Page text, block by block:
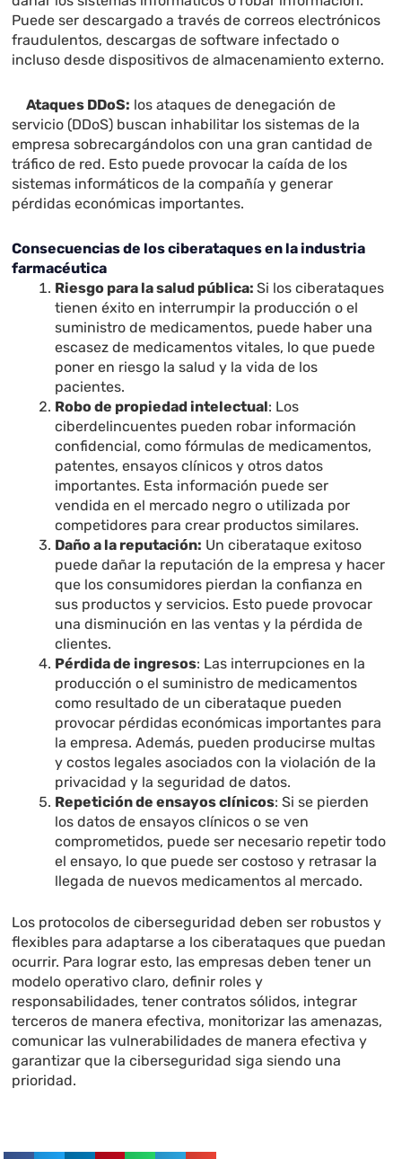
Puede ser descargado a través de correos electrónicos
fraudulentos, descargas de software infectado o
incluso desde dispositivos de almacenamiento externo.
Ataques DDoS: los ataques de denegación de
servicio (DDoS) buscan inhabilitar los sistemas de la
empresa sobrecargándolos con una gran cantidad de
tráfico de red. Esto puede provocar la caída de los
sistemas informáticos de la compañía y generar
pérdidas económicas importantes.
Consecuencias de los ciberataques en la industria
farmacéutica
Riesgo para la salud pública:Si los ciberataques
tienen éxito en interrumpir la producción o el
suministro de medicamentos, puede haber una
escasez de medicamentos vitales, lo que puede
poner en riesgo la salud y la vida de los
pacientes.
Robo de propiedad intelectual: Los
ciberdelincuentes pueden robar información
confidencial, como fórmulas de medicamentos,
patentes, ensayos clínicos y otros datos
importantes. Esta información puede ser
vendida en el mercado negro o utilizada por
competidores para crear productos similares.
Daño a la reputación: Un ciberataque exitoso
puede dañar la reputación de la empresa y hacer
que los consumidores pierdan la confianza en
sus productos y servicios. Esto puede provocar
una disminución en las ventas y la pérdida de
clientes.
Pérdida de ingresos: Las interrupciones en la
producción o el suministro de medicamentos
como resultado de un ciberataque pueden
provocar pérdidas económicas importantes para
la empresa. Además, pueden producirse multas
y costos legales asociados con la violación de la
privacidad y la seguridad de datos.
Repetición de ensayos clínicos: Si se pierden
los datos de ensayos clínicos o se ven
comprometidos, puede ser necesario repetir todo
el ensayo, lo que puede ser costoso y retrasar la
llegada de nuevos medicamentos al mercado.
Los protocolos de ciberseguridad deben ser robustos y
flexibles para adaptarse a los ciberataques que puedan
ocurrir. Para lograr esto, las empresas deben tener un
modelo operativo claro, definir roles y
responsabilidades, tener contratos sólidos, integrar
terceros de manera efectiva, monitorizar las amenazas,
comunicar las vulnerabilidades de manera efectiva y
garantizar que la ciberseguridad siga siendo una
prioridad.